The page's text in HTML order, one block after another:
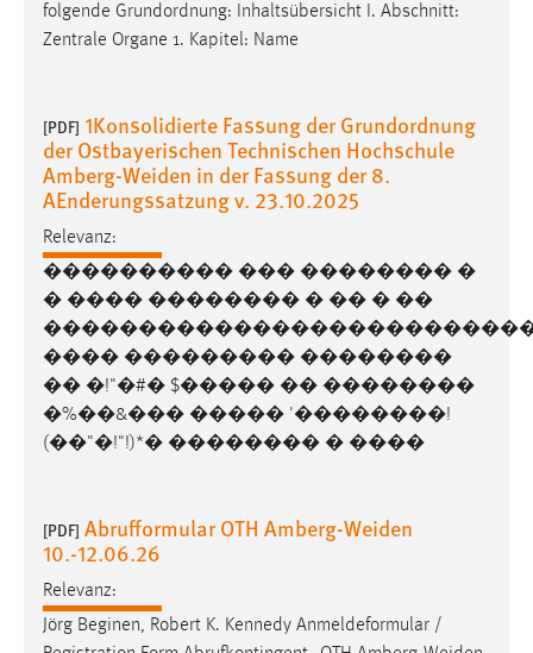
folgende Grundordnung: Inhaltsübersicht I. Abschnitt:
Zentrale Organe 1. Kapitel: Name
[PDF] 1Konsolidierte Fassung der Grundordnung
der Ostbayerischen Technischen Hochschule
Amberg-Weiden in der Fassung der 8.
AEnderungssatzung v. 23.10.2025
Relevanz:
���������� ��� �������� �
� ���� �������� � �� � ��
���� ��������� ��������
�� �!"�#� $����� �� ��������
�%��&��� ����� '��������!
(��"�!"!)*� �������� � ����
[PDF] Abrufformular OTH Amberg-Weiden
10.-12.06.26
Relevanz:
Jörg Beginen, Robert K. Kennedy Anmeldeformular /
Name:
_pk_ref, _pk_cvar, _pk_id, _pk_ses
Zugriffsstatistik
Cookie Laufzeit:
Max. 13 Monate
MARKETING
Marketing Cookies werden von Drittanbietern
verwendet, um personalisierte Werbung anzuzeigen.
Sie tun dies, indem sie Besucher über Websites
hinweg verfolgen.
_gcl_au
Anbieter:
Google Ireland Limited